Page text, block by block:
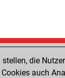
die
auch